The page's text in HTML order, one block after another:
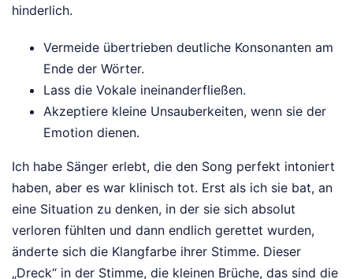
hinderlich.
Vermeide übertrieben deutliche Konsonanten am
Ende der Wörter.
Lass die Vokale ineinanderfließen.
Akzeptiere kleine Unsauberkeiten, wenn sie der
Emotion dienen.
Ich habe Sänger erlebt, die den Song perfekt intoniert
haben, aber es war klinisch tot. Erst als ich sie bat, an
eine Situation zu denken, in der sie sich absolut
verloren fühlten und dann endlich gerettet wurden,
änderte sich die Klangfarbe ihrer Stimme. Dieser
„Dreck“ in der Stimme, die kleinen Brüche, das sind die